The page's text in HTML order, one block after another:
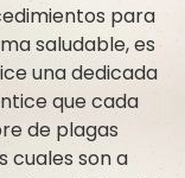
para
saludable, es
una dedicada
que cada
de plagas
cuales son a